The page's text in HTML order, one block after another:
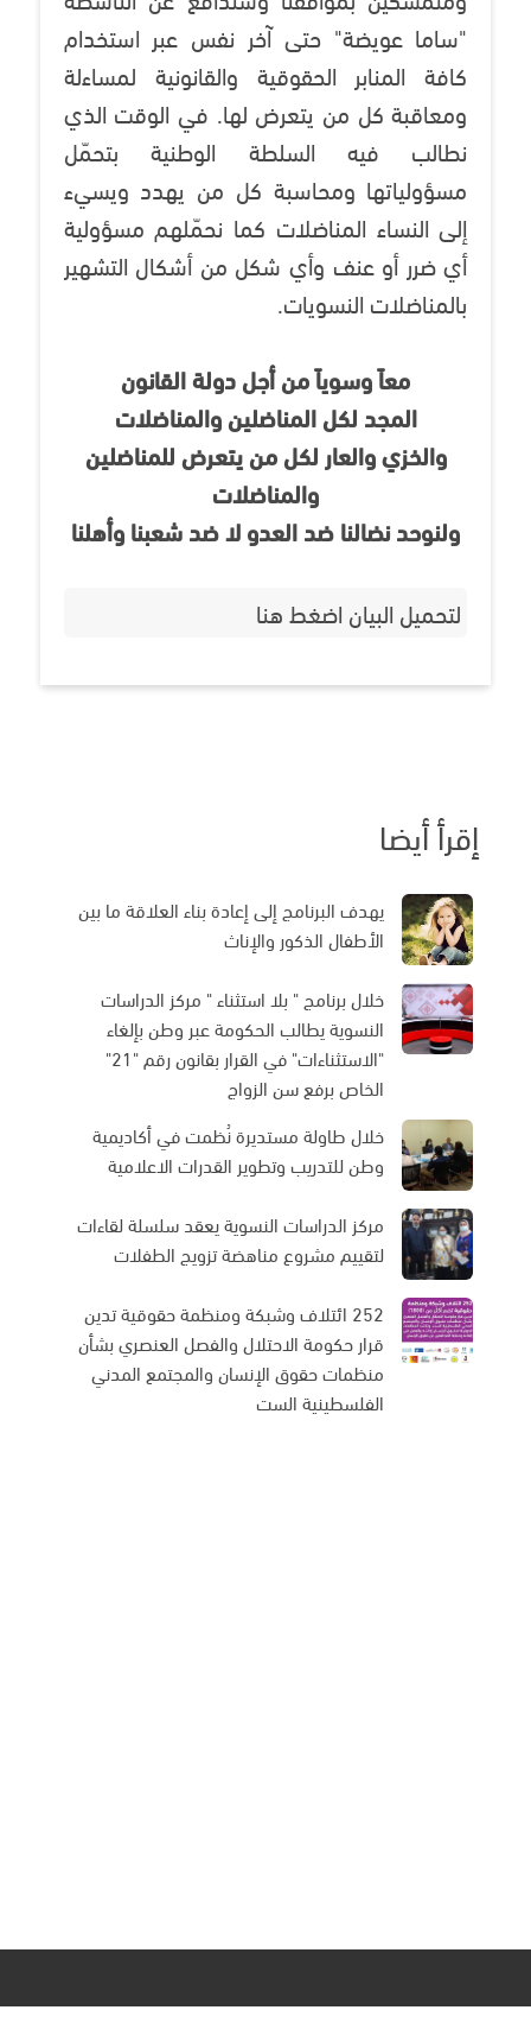
"ساما عويضة" حتى آخر نفس عبر استخدام
كافة المنابر الحقوقية والقانونية لمساءلة
ومعاقبة كل من يتعرض لها. في الوقت الذي
نطالب فيه السلطة الوطنية بتحمّل
مسؤولياتها ومحاسبة كل من يهدد ويسيء
إلى النساء المناضلات كما نحمّلهم مسؤولية
أي ضرر أو عنف وأي شكل من أشكال التشهير
بالمناضلات النسويات.
معاً وسوياً من أجل دولة القانون
المجد لكل المناضلين والمناضلات
والخزي والعار لكل من يتعرض للمناضلين
والمناضلات
ولنوحد نضالنا ضد العدو لا ضد شعبنا وأهلنا
لتحميل البيان اضغط هنا
إقرأ أيضا
يهدف البرنامج إلى إعادة بناء العلاقة ما بين
الأطفال الذكور والإناث
خلال برنامج " بلا استثناء " مركز الدراسات
النسوية يطالب الحكومة عبر وطن بإلغاء
"الاستثناءات" في القرار بقانون رقم "21"
الخاص برفع سن الزواج
خلال طاولة مستديرة نُظمت في أكاديمية
وطن للتدريب وتطوير القدرات الاعلامية
مركز الدراسات النسوية يعقد سلسلة لقاءات
لتقييم مشروع مناهضة تزويج الطفلات
252 ائتلاف وشبكة ومنظمة حقوقية تدين
قرار حكومة الاحتلال والفصل العنصري بشأن
منظمات حقوق الإنسان والمجتمع المدني
الفلسطينية الست